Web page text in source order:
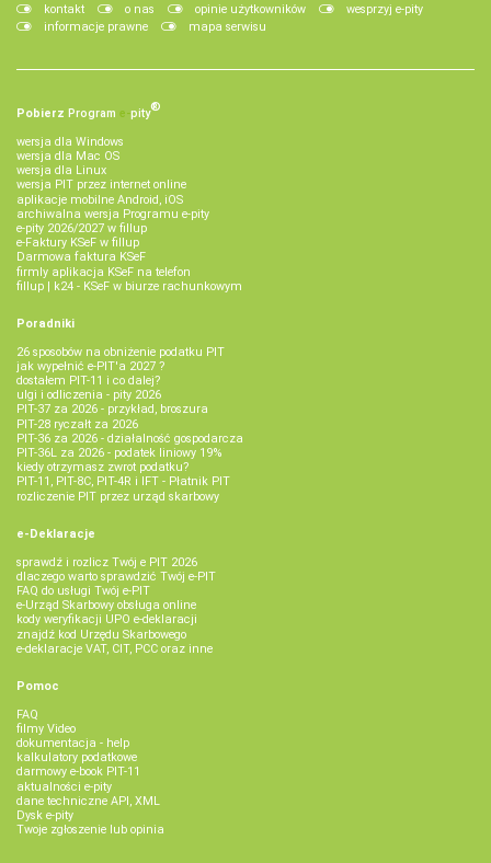
kontakt o nas opinie użytkowników
wesprzyj e-pity
informacje prawne
mapa serwisu
Pobierz Program e‑pity®
wersja dla Windows
wersja dla Mac OS
wersja dla Linux
wersja PIT przez internet online
aplikacje mobilne Android, iOS
archiwalna wersja Programu e-pity
e-pity 2026/2027 w fillup
e‑Faktury KSeF w fillup
Darmowa faktura KSeF
firmly aplikacja KSeF na telefon
fillup | k24 - KSeF w biurze rachunkowym
Poradniki
26 sposobów na obniżenie podatku PIT
jak wypełnić e-PIT'a 2027 ?
dostałem PIT-11 i co dalej?
ulgi i odliczenia - pity 2026
PIT-37 za 2026 - przykład, broszura
PIT-28 ryczałt za 2026
PIT-36 za 2026 - działalność gospodarcza
PIT-36L za 2026 - podatek liniowy 19%
kiedy otrzymasz zwrot podatku?
PIT-11, PIT-8C, PIT-4R i IFT - Płatnik PIT
rozliczenie PIT przez urząd skarbowy
e-Deklaracje
sprawdź i rozlicz Twój e PIT 2026
dlaczego warto sprawdzić Twój e-PIT
FAQ do usługi Twój e-PIT
e-Urząd Skarbowy obsługa online
kody weryfikacji UPO e-deklaracji
znajdź kod Urzędu Skarbowego
e-deklaracje VAT, CIT, PCC oraz inne
Pomoc
FAQ
filmy Video
dokumentacja - help
kalkulatory podatkowe
darmowy e-book PIT-11
aktualności e-pity
dane techniczne API, XML
Dysk e-pity
Twoje zgłoszenie lub opinia